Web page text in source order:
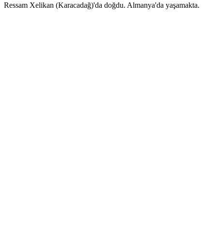
Ressam Xelikan (Karacadağ)'da doğdu. Almanya'da yaşamakta.